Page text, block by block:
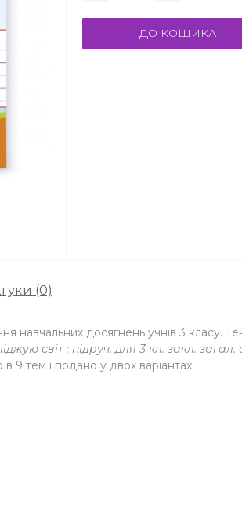
ДО КОШИКА
(0)
навчальних досягнень учнів 3 класу.
світ : підруч. для 3 кл. закл.
9 тем і подано у двох варіантах.